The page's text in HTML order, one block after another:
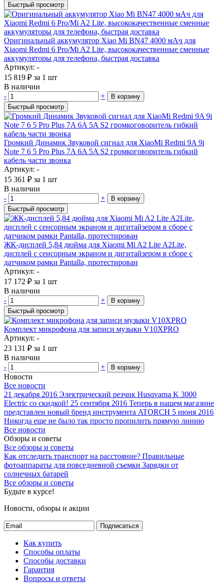
Быстрый просмотр
Оригинальный аккумулятор Xiao Mi BN47 4000 мАч для
Xiaomi Redmi 6 Pro/Mi A2 Lite, высококачественные сменные
аккумуляторы для телефона, быстрая доставка
Артикул: -
15 819 ₽ за 1 шт
В наличии
-
+
В корзину
Быстрый просмотр
Громкий Динамик Звуковой сигнал для XiaoMi Redmi 9A 9i
Note 7 6 5 Pro Plus 7A 6A 5A S2 громкоговоритель гибкий
кабель части звонка
Артикул: -
15 361 ₽ за 1 шт
В наличии
-
+
В корзину
Быстрый просмотр
ЖК-дисплей 5,84 дюйма для Xiaomi Mi A2 Lite A2Lite,
дисплей с сенсорным экраном и дигитайзером в сборе с
датчиком рамки Pantalla, протестирован
Артикул: -
17 172 ₽ за 1 шт
В наличии
-
+
В корзину
Быстрый просмотр
Комплект микрофона для записи музыки V10XPRO
Артикул: -
23 131 ₽ за 1 шт
В наличии
-
+ В корзину
Новости
Все новости
21 декабря 2016 Электрический резчик Husqvarna K 3000
Electric со скидкой! 25 сентября 2016 Теперь в нашем магазине
представлен новый бренд инструмента ATORCH 5 июня 2016
Никогда еще не было так просто пропилить прямую линию
Все новости
Обзоры и советы
Все обзоры и советы
Как отследить транспорт на расстояние? Правильные
фотоаппараты для повседневной съемки Зарядки от
солнечных батарей
Все обзоры и советы
Будьте в курсе!
Новости, обзоры и акции
Подписаться
Как купить
Способы оплаты
Способы доставки
Гарантия
Вопросы и ответы